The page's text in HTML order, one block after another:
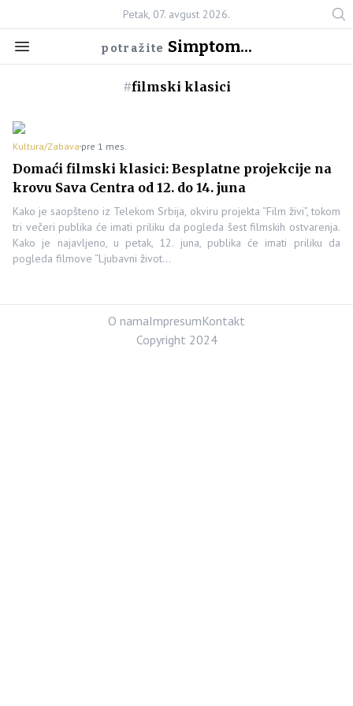
Petak, 07. avgust 2026.
potražite Simptom...
#filmski klasici
Kultura/Zabava pre 1 mes.
Domaći filmski klasici: Besplatne projekcije na
krovu Sava Centra od 12. do 14. juna
Kako je saopšteno iz Telekom Srbija, okviru projekta “Film živi”, tokom
tri večeri publika će imati priliku da pogleda šest filmskih ostvarenja.
Kako je najavljeno, u petak, 12. juna, publika će imati priliku da
pogleda filmove “Ljubavni život…
Copyright 2024
O namaImpresumKontakt